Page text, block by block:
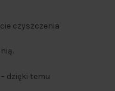
czyszczenia
– dzięki temu